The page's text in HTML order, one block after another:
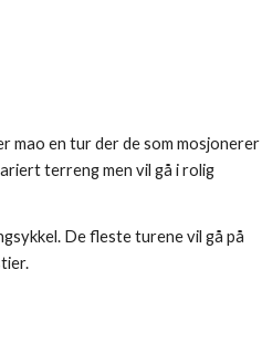
mao en tur der de som mosjonerer
terreng men vil gå i rolig
De fleste turene vil gå på